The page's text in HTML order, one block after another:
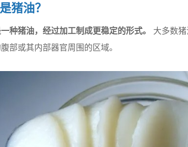
猪油？
种猪油，经过加工制成更稳定的形式。 大多数
部或其内部器官周围的区域。